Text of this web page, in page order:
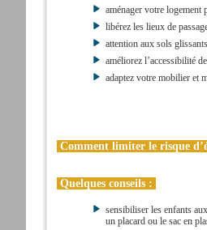
aménager votre logement
libérez les lieux de
attention aux sols
améliorez l’accessibilité
adaptez votre mobilier et
Comment limiter le risque
Quelques conseils :
sensibiliser les enfants
un placard ou le sac en